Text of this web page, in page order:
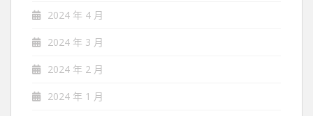
2024 年 4 月
2024 年 3 月
2024 年 2 月
2024 年 1 月